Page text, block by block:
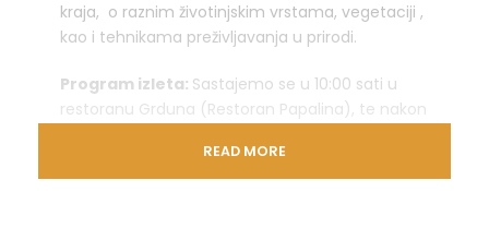
kraja, o raznim životinjskim vrstama, vegetaciji ,
kao i tehnikama preživljavanja u prirodi.
Program izleta: Sastajemo se u 10:00 sati u
restoranu Grduna (Restoran Papalina), te nakon
i to svega par metara do mlina i kupališta
Grdunac. Započinjemo veslanjem uzvodno do
READ MORE